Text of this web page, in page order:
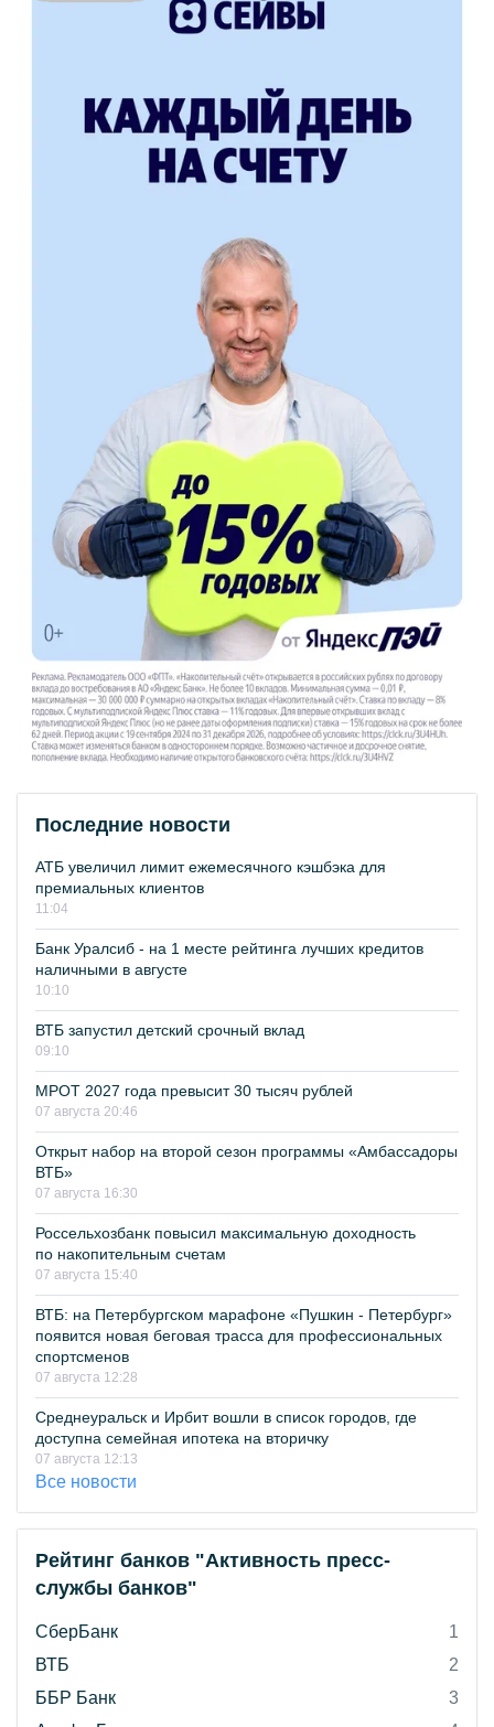
Последние новости
АТБ увеличил лимит ежемесячного кэшбэка для
премиальных клиентов
11:04
Банк Уралсиб - на 1 месте рейтинга лучших кредитов
наличными в августе
10:10
ВТБ запустил детский срочный вклад
09:10
МРОТ 2027 года превысит 30 тысяч рублей
07 августа 20:46
Открыт набор на второй сезон программы «Амбассадоры
ВТБ»
07 августа 16:30
Россельхозбанк повысил максимальную доходность
по накопительным счетам
07 августа 15:40
ВТБ: на Петербургском марафоне «Пушкин - Петербург»
появится новая беговая трасса для профессиональных
спортсменов
07 августа 12:28
Среднеуральск и Ирбит вошли в список городов, где
доступна семейная ипотека на вторичку
07 августа 12:13
Все новости
Рейтинг банков "Активность пресс-
службы банков"
СберБанк
1
ВТБ
2
ББР Банк
3